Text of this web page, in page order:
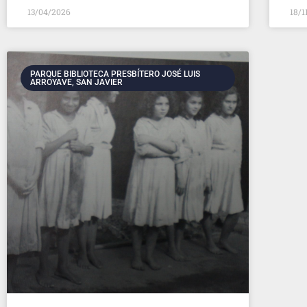
13/04/2026 18/
PARQUE BIBLIOTECA PRESBÍTERO JOSÉ LUIS
ARROYAVE, SAN JAVIER